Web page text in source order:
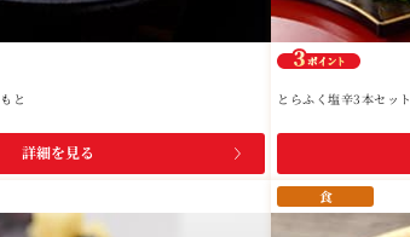
と
詳細を見る
とらふく塩辛3本セット
食